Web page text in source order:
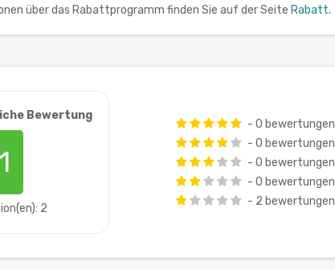
über das Rabattprogramm finden Sie auf der Seite Rabatt.
Bewertung
1
2
- 0 bewertungen
- 0 bewertungen
- 0 bewertungen
- 0 bewertungen
- 2 bewertungen